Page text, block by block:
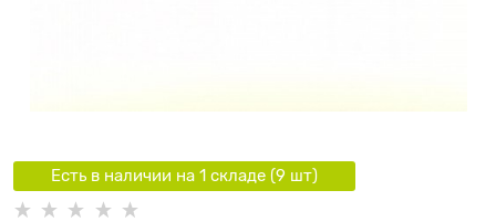
Есть в наличии на 1 складe (9 шт)